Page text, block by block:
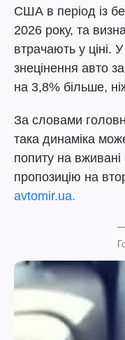
США в період із
2026 року, та
втрачають у ціні.
знецінення авто
на 3,8% більше,
За словами
така динаміка
попиту на
пропозицію на
avtomir.ua.